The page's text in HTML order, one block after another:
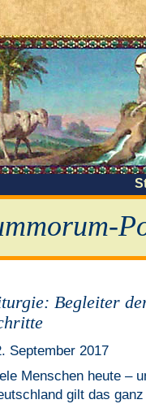
Begleiter
September 2017
Menschen heute –
gilt das ganz